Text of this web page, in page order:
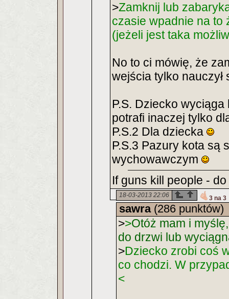
>Zamknij lub
czasie wpadnie na to
(jeżeli jest taka
No to ci mówię, że
wejścia tylko
P.S. Dziecko
potrafi inaczej tylko
P.S.2 Dla dziecka
P.S.3 Pazury kota są
wychowawczym
If guns kill people -
18-03-2013 22:06 3 na 3
sawra(286 punktów)
>>Otóż mam i
do drzwi lub
>Dziecko zrobi coś
co chodzi. W
<